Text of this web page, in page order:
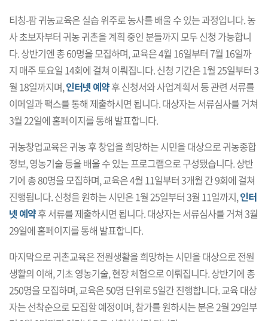
티칭-팜 귀농교육은 실습 위주로 농사를 배울 수 있는 과정입니다. 농
사 초보자부터 귀농 귀촌을 계획 중인 분들까지 모두 신청 가능합니
다. 상반기엔 총 60명을 모집하며, 교육은 4월 16일부터 7월 16일까
지 매주 토요일 14회에 걸쳐 이뤄집니다. 신청 기간은 1월 25일부터 3
월 18일까지며,인터넷 예약후 신청서와 사업계획서 등 관련 서류를
이메일과 팩스를 통해 제출하시면 됩니다. 대상자는 서류심사를 거쳐
3월 22일에 홈페이지를 통해 발표합니다.
귀농창업교육은 귀농 후 창업을 희망하는 시민을 대상으로 귀농종합
정보, 영농기술 등을 배울 수 있는 프로그램으로 구성됐습니다. 상반
기에 총 80명을 모집하며, 교육은 4월 11일부터 3개월 간 9회에 걸쳐
진행됩니다. 신청을 원하는 시민은 1월 25일부터 3월 11일까지,인터
넷 예약후 서류를 제출하시면 됩니다. 대상자는 서류심사를 거쳐 3월
29일에 홈페이지를 통해 발표합니다.
마지막으로 귀촌교육은 전원생활을 희망하는 시민을 대상으로 전원
생활의 이해, 기초 영농기술, 현장 체험으로 이뤄집니다. 상반기에 총
250명을 모집하며, 교육은 50명 단위로 5일간 진행합니다. 교육 대상
자는 선착순으로 모집할 예정이며, 참가를 원하시는 분은 2월 29일부